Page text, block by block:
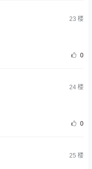
23 楼
0
24楼
0
25 楼